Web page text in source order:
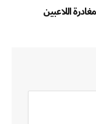
اللاعبين